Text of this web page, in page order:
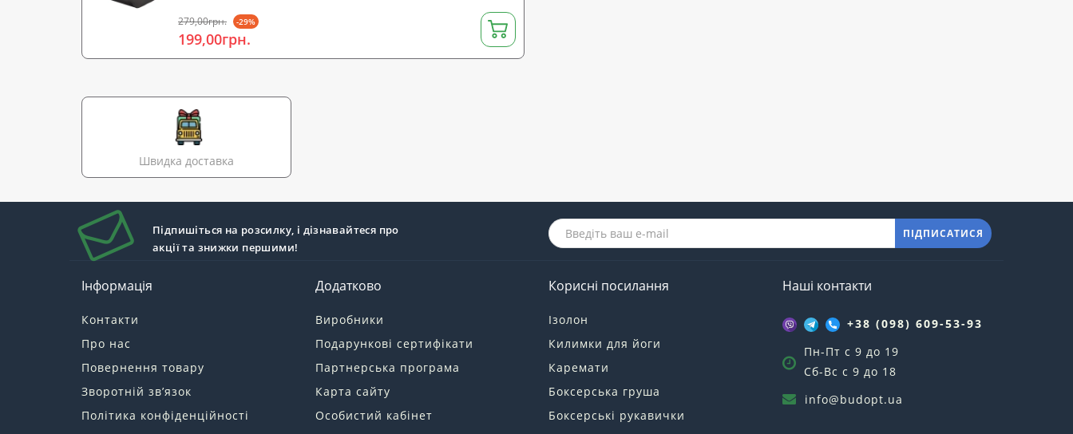
279,00грн. -29%
199,00грн.
Швидка доставка
Підпишіться на розсилку, і дізнавайтеся про
акції та знижки першими!
ПІДПИСАТИСЯ
Інформація
Контакти
Про нас
Повернення товару
Зворотній зв’язок
Політика конфіденційності
Додатково
Виробники
Подарункові сертифікати
Партнерська програма
Карта сайту
Особистий кабінет
Корисні посилання
Ізолон
Килимки для йоги
Каремати
Боксерська груша
Боксерські рукавички
Наші контакти
+38 (098) 609-53-93
Пн-Пт с 9 до 19
Сб-Вс с 9 до 18
info@budopt.ua